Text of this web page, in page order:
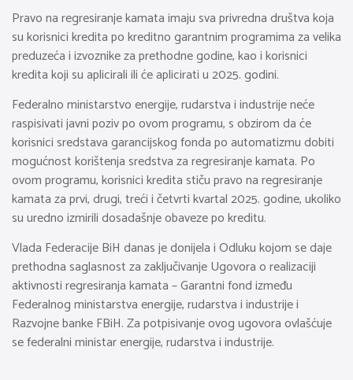
Pravo na regresiranje kamata imaju sva privredna društva koja
su korisnici kredita po kreditno garantnim programima za velika
preduzeća i izvoznike za prethodne godine, kao i korisnici
kredita koji su aplicirali ili će aplicirati u 2025. godini.
Federalno ministarstvo energije, rudarstva i industrije neće
raspisivati javni poziv po ovom programu, s obzirom da će
korisnici sredstava garancijskog fonda po automatizmu dobiti
mogućnost korištenja sredstva za regresiranje kamata. Po
ovom programu, korisnici kredita stiču pravo na regresiranje
kamata za prvi, drugi, treći i četvrti kvartal 2025. godine, ukoliko
su uredno izmirili dosadašnje obaveze po kreditu.
Vlada Federacije BiH danas je donijela i Odluku kojom se daje
prethodna saglasnost za zaključivanje Ugovora o realizaciji
aktivnosti regresiranja kamata – Garantni fond između
Federalnog ministarstva energije, rudarstva i industrije i
Razvojne banke FBiH. Za potpisivanje ovog ugovora ovlašćuje
se federalni ministar energije, rudarstva i industrije.